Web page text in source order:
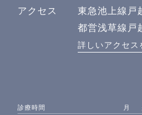
アクセス
東急池上線戸
都営浅草線
詳しいアクセス
診療時間 月